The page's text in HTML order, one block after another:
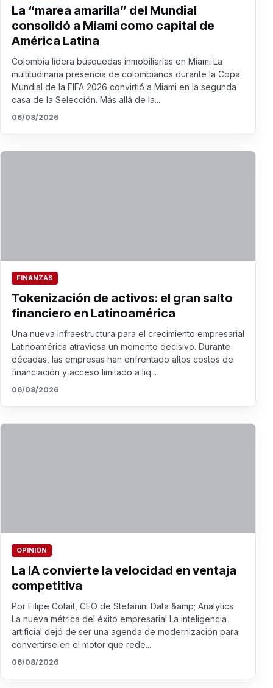
La “marea amarilla” del Mundial
consolidó a Miami como capital de
América Latina
Colombia lidera búsquedas inmobiliarias en Miami La
multitudinaria presencia de colombianos durante la Copa
Mundial de la FIFA 2026 convirtió a Miami en la segunda
casa de la Selección. Más allá de la...
06/08/2026
FINANZAS
Tokenización de activos: el gran salto
financiero en Latinoamérica
Una nueva infraestructura para el crecimiento empresarial
Latinoamérica atraviesa un momento decisivo. Durante
décadas, las empresas han enfrentado altos costos de
financiación y acceso limitado a liq...
06/08/2026
OPINIÓN
La IA convierte la velocidad en ventaja
competitiva
Por Filipe Cotait, CEO de Stefanini Data &amp; Analytics
La nueva métrica del éxito empresarial La inteligencia
artificial dejó de ser una agenda de modernización para
convertirse en el motor que rede...
06/08/2026